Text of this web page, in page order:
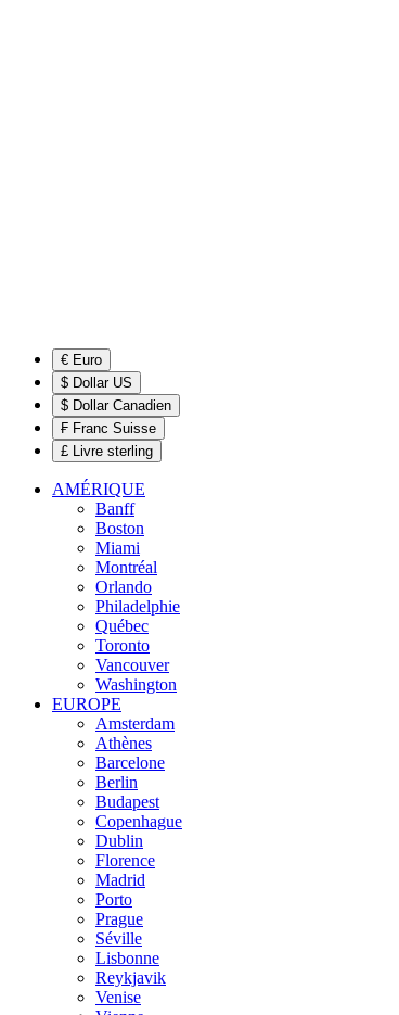
€ Euro
$ Dollar US
$ Dollar Canadien
₣ Franc Suisse
£ Livre sterling
AMÉRIQUE
Banff
Boston
Miami
Montréal
Orlando
Philadelphie
Québec
Toronto
Vancouver
Washington
EUROPE
Amsterdam
Athènes
Barcelone
Berlin
Budapest
Copenhague
Dublin
Florence
Madrid
Porto
Prague
Séville
Lisbonne
Reykjavik
Venise